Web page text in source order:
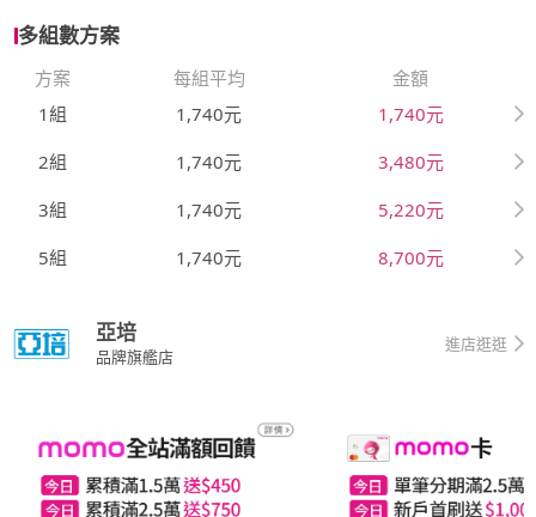
多組數方案
方案 每組平均
金額
1組
1,740元
1,740元
2組
1,740元
3,480元
3組
1,740元
5,220元
5組
1,740元 8,700元
亞培
品牌旗艦店
進店逛逛